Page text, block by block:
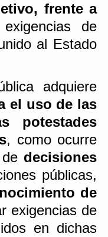
frente a
de
al Estado
el uso de las
potestades
, como ocurre
decisiones
públicas,
de
exigencias de
en dichas